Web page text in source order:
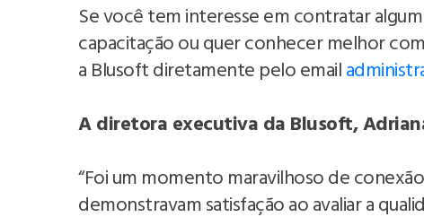
Se você tem interesse em contratar
capacitação ou quer conhecer melhor
a Blusoft diretamente pelo email
A diretora executiva da Blusoft,
“Foi um momento maravilhoso de
demonstravam satisfação ao avaliar a